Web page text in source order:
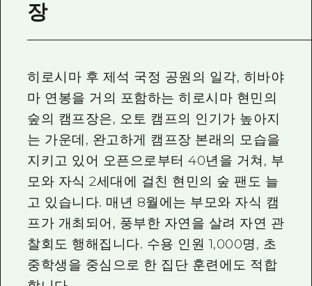
장
히로시마 후 제석 국정 공원의 일각, 히바야
마 연봉을 거의 포함하는 히로시마 현민의
숲의 캠프장은, 오토 캠프의 인기가 높아지
는 가운데, 완고하게 캠프장 본래의 모습을
지키고 있어 오픈으로부터 40년을 거쳐, 부
모와 자식 2세대에 걸친 현민의 숲 팬도 늘
고 있습니다. 매년 8월에는 부모와 자식 캠
프가 개최되어, 풍부한 자연을 살려 자연 관
찰회도 행해집니다. 수용 인원 1,000명, 초
중학생을 중심으로 한 집단 훈련에도 적합